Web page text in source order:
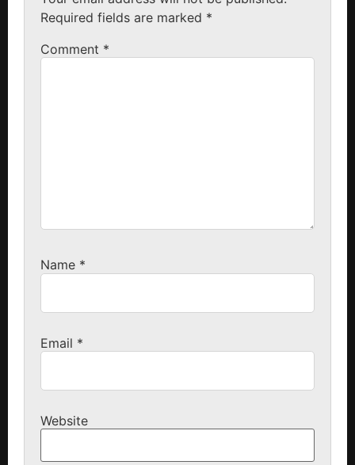
Required fields are marked *
Comment *
Name *
Email *
Website